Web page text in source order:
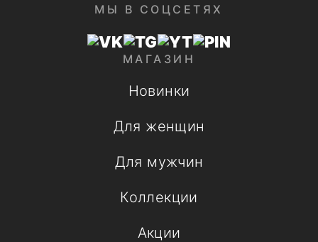
МЫ В СОЦСЕТЯХ
МАГАЗИН
Новинки
Для женщин
Для мужчин
Коллекции
Акции